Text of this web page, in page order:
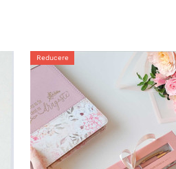
Reducere